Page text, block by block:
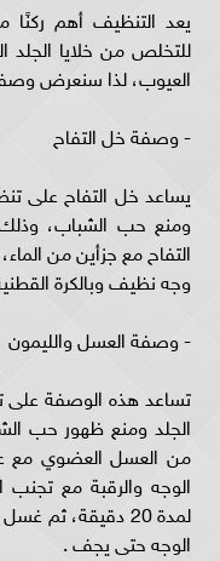
يعد التنظيف أهم ركنًا
للتخلص من خلايا
العيوب، لذا سنعرض
- وصفة خل التفاح
يساعد خل التفاح على
ومنع حب الشباب،
التفاح مع جزأين من
وجه نظيف وبالكرة
- وصفة العسل والليمون
تساعد هذه الوصفة على
الجلد ومنع ظهور حب
من العسل العضوي مع
الوجه والرقبة مع تجنب
لمدة 20 دقيقة، ثم
الوجه حتى يجف .